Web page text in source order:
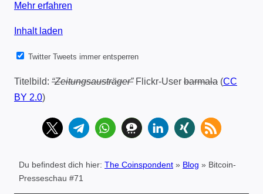
Mehr erfahren
Inhalt laden
Twitter Tweets immer entsperren
Titelbild: “Zeitungsausträger”Flickr-User barmala (CC
BY 2.0)
Du befindest dich hier: The Coinspondent » Blog » Bitcoin-
Presseschau #71